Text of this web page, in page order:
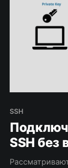
SSH
SSH без